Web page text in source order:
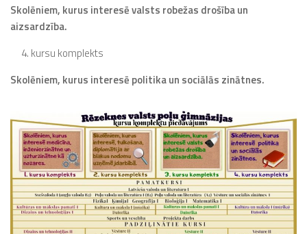
Skolēniem, kurus interesē valsts robežas drošība un
aizsardzība.
kursu komplekts
Skolēniem, kurus interesē politika un sociālās zinātnes.